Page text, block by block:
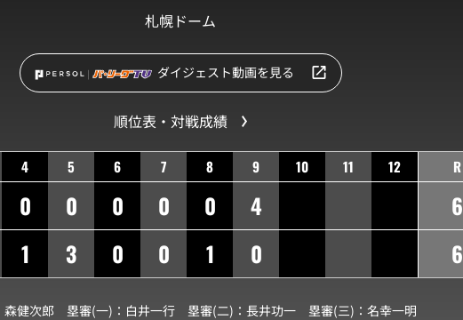
札幌ドーム
ダイジェスト動画を見る
順位表・対戦成績
4 5 6 7 8 9 10 11 12
0 0 0 0 0
4
1 3 0 0 1 0
R
6
6
森健次郎 塁審(一)： 白井一行 塁審(二)： 長井功一 塁審(三)： 名幸一明